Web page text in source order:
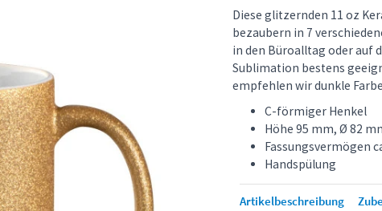
Diese glitzernden 11 oz
bezaubern in 7
in den Büroalltag oder auf
Sublimation bestens
empfehlen wir dunkle
C-förmiger Henkel
Höhe 95 mm, Ø 82
Fassungsvermögen
Handspülung
Artikelbeschreibung